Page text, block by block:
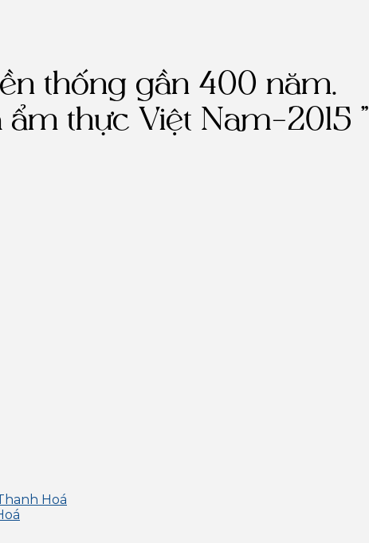
thống gần 400 năm.
thực Việt Nam-2015 ”
Hoá